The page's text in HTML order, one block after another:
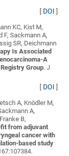
[ DOI ]
KC, Kist M,
F, Sackmann A,
SR, Deichmann
Is Associated
A
Group. J
[ DOI ]
A, Knödler M,
A,
B,
from adjuvant
cancer with
based study